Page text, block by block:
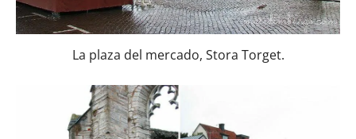
La plaza del mercado, Stora Torget.